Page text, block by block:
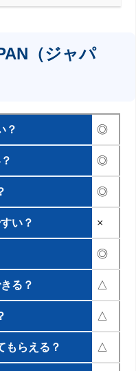
（ジャパ
？ ◎
◎
◎
い？ ×
◎
る？ △
△
もらえる？ △